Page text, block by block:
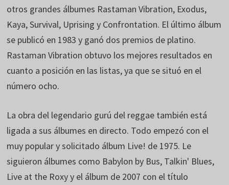
otros grandes álbumes Rastaman Vibration, Exodus,
Kaya, Survival, Uprising y Confrontation. El último álbum
se publicó en 1983 y ganó dos premios de platino.
Rastaman Vibration obtuvo los mejores resultados en
cuanto a posición en las listas, ya que se situó en el
número ocho.
La obra del legendario gurú del reggae también está
ligada a sus álbumes en directo. Todo empezó con el
muy popular y solicitado álbum Live! de 1975. Le
siguieron álbumes como Babylon by Bus, Talkin' Blues,
Live at the Roxy y el álbum de 2007 con el título